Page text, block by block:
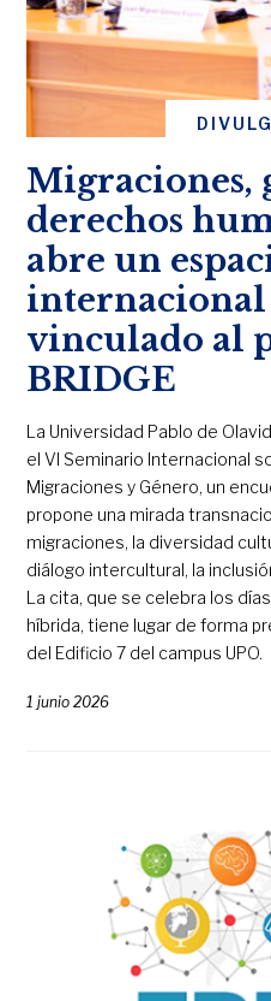
Migraciones,
derechos
abre un
internacional
vinculado al
BRIDGE
La Universidad Pablo de
el VI Seminario Internacional
Migraciones y Género, un
propone una mirada
migraciones, la diversidad
diálogo intercultural, la
La cita, que se celebra los
híbrida, tiene lugar de forma
del Edificio 7 del campus UPO.
1 junio 2026